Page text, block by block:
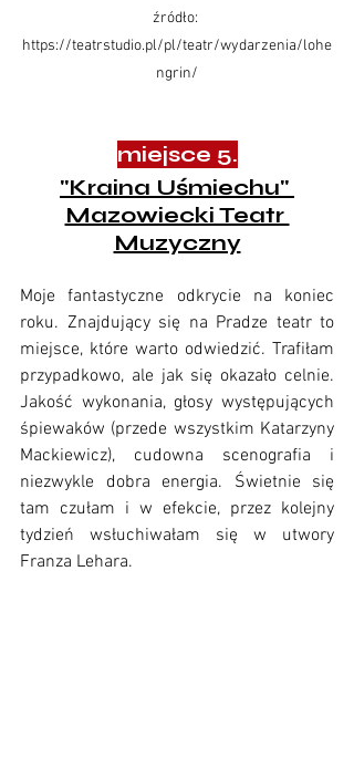
źródło:
https://teatrstudio.pl/pl/teatr/wydarzenia/lohe
ngrin/
miejsce 5.
"Kraina Uśmiechu"
Mazowiecki Teatr
Muzyczny
Moje fantastyczne odkrycie na koniec
roku. Znajdujący się na Pradze teatr to
miejsce, które warto odwiedzić. Trafiłam
przypadkowo, ale jak się okazało celnie.
Jakość wykonania, głosy występujących
śpiewaków (przede wszystkim Katarzyny
Mackiewicz), cudowna scenografia i
niezwykle dobra energia. Świetnie się
tam czułam i w efekcie, przez kolejny
tydzień wsłuchiwałam się w utwory
Franza Lehara.